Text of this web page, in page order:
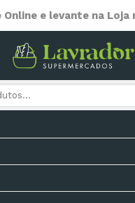
Online e levante na